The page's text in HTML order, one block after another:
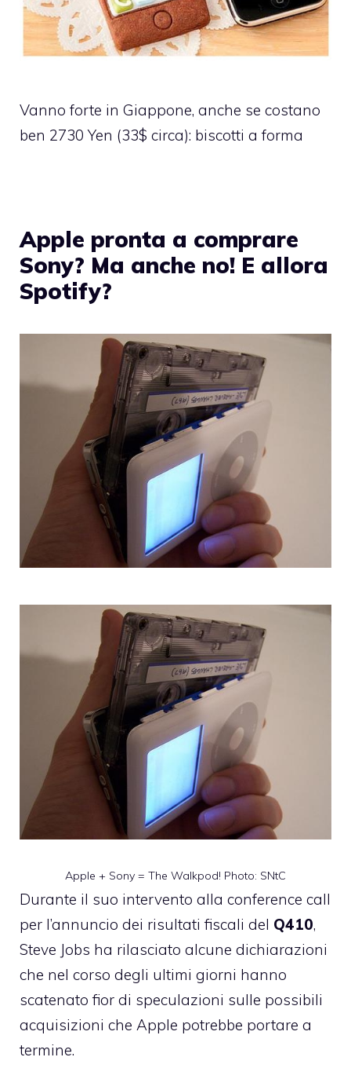
Vanno forte in Giappone, anche se costano
ben 2730 Yen (33$ circa): biscotti a forma
Apple pronta a comprare
Sony? Ma anche no! E allora
Spotify?
Apple + Sony = The Walkpod! Photo: SNtC
Durante il suo intervento alla conference call
per l’annuncio dei risultati fiscali del Q410,
Steve Jobs ha rilasciato alcune dichiarazioni
che nel corso degli ultimi giorni hanno
scatenato fior di speculazioni sulle possibili
acquisizioni che Apple potrebbe portare a
termine.